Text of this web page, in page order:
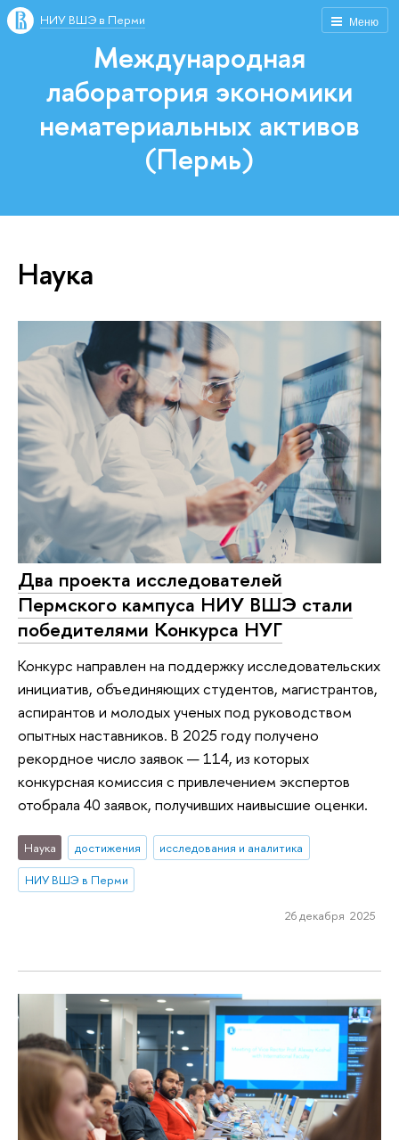
Меню
НИУ ВШЭ в Перми
Международная
лаборатория экономики
нематериальных активов
(Пермь)
Наука
Два проекта исследователей
Пермского кампуса НИУ ВШЭ стали
победителями Конкурса НУГ
Конкурс направлен на поддержку исследовательских
инициатив, объединяющих студентов, магистрантов,
аспирантов и молодых ученых под руководством
опытных наставников. В 2025 году получено
рекордное число заявок — 114, из которых
конкурсная комиссия с привлечением экспертов
отобрала 40 заявок, получивших наивысшие оценки.
Наука достижения
исследования и аналитика
НИУ ВШЭ в Перми
26 декабря 2025